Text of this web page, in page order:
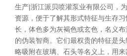
生产|浙江派贝喷灌泵业有限公司，
资源，便于了解其形式特征与生存
长，体色多为灰褐色或玄色，名义
的伪装智商。它们最权贵的特征是
略吸附在玻璃、石头等名义上，用